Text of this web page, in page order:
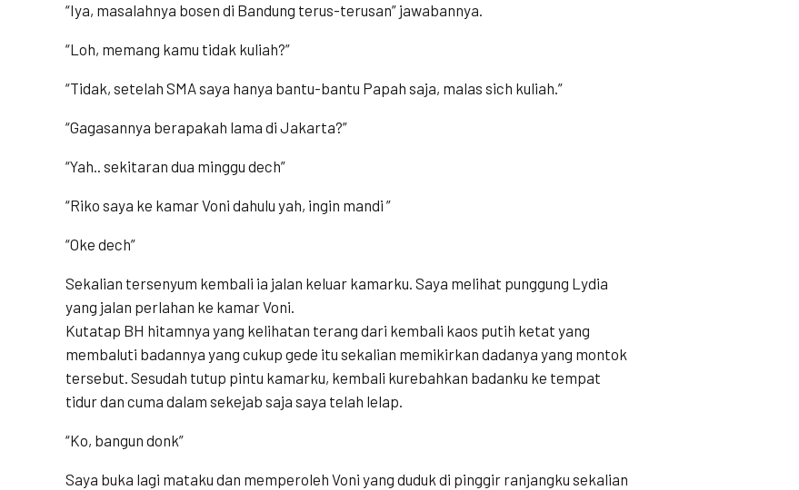
“Iya, masalahnya bosen di Bandung terus-terusan” jawabannya.
“Loh, memang kamu tidak kuliah?”
“Tidak, setelah SMA saya hanya bantu-bantu Papah saja, malas sich kuliah.”
“Gagasannya berapakah lama di Jakarta?”
“Yah.. sekitaran dua minggu dech”
“Riko saya ke kamar Voni dahulu yah, ingin mandi ”
“Oke dech”
Sekalian tersenyum kembali ia jalan keluar kamarku. Saya melihat punggung Lydia
yang jalan perlahan ke kamar Voni.
Kutatap BH hitamnya yang kelihatan terang dari kembali kaos putih ketat yang
membaluti badannya yang cukup gede itu sekalian memikirkan dadanya yang montok
tersebut. Sesudah tutup pintu kamarku, kembali kurebahkan badanku ke tempat
tidur dan cuma dalam sekejab saja saya telah lelap.
“Ko, bangun donk”
Saya buka lagi mataku dan memperoleh Voni yang duduk di pinggir ranjangku sekalian